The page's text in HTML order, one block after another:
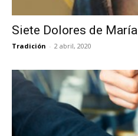
Siete Dolores de María
Tradición - 2 abril, 2020